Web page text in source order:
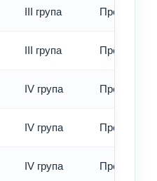
III група Превод -
III група Превод -
IV група Превод -
IV група Превод -
IV група Превод -